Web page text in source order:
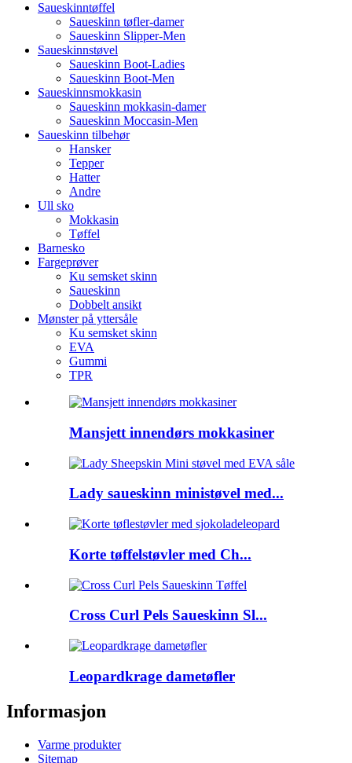
Saueskinntøffel
Saueskinn tøfler-damer
Saueskinn Slipper-Men
Saueskinnstøvel
Saueskinn Boot-Ladies
Saueskinn Boot-Men
Saueskinnsmokkasin
Saueskinn mokkasin-damer
Saueskinn Moccasin-Men
Saueskinn tilbehør
Hansker
Tepper
Hatter
Andre
Ull sko
Mokkasin
Tøffel
Barnesko
Fargeprøver
Ku semsket skinn
Saueskinn
Dobbelt ansikt
Mønster på yttersåle
Ku semsket skinn
EVA
Gummi
TPR
Mansjett innendørs mokkasiner
Lady saueskinn ministøvel med...
Korte tøffelstøvler med Ch...
Cross Curl Pels Saueskinn Sl...
Leopardkrage dametøfler
Informasjon
Varme produkter
Sitemap